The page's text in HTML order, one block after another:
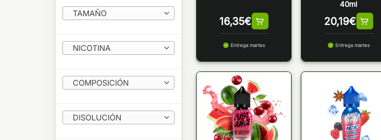
TAMAÑO
NICOTINA
COMPOSICIÓN
DISOLUCIÓN
16,35€
Entrega martes
40ml
20,19€
Entrega martes